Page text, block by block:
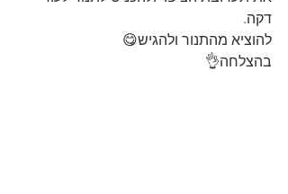
דקה.
להוציא מהתנור ולהגיש😋
בהצלחה👌